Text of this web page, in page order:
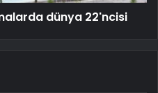
dünya 22'ncisi